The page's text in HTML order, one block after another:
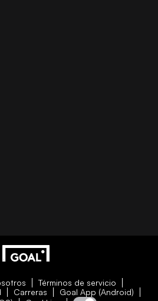
Términos de servicio
Carreras
Goal App (Android)